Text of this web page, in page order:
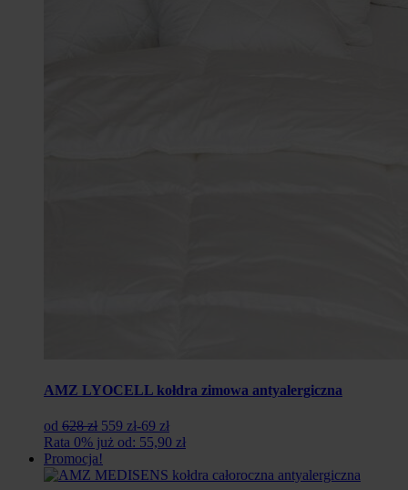
AMZ LYOCELL kołdra zimowa antyalergiczna
od 628 zł Pierwotna
cena
wynosiła:
628
559 złAktualna
cena
559
-69 zł
Rata 0% już od: 55,90 zł
Promocja!